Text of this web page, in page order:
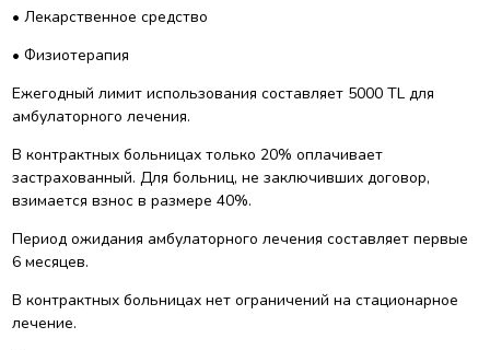
• Лекарственное средство
• Физиотерапия
Ежегодный лимит использования составляет 5000 TL для
амбулаторного лечения.
В контрактных больницах только 20% оплачивает
застрахованный. Для больниц, не заключивших договор,
взимается взнос в размере 40%.
Период ожидания амбулаторного лечения составляет первые
6 месяцев.
В контрактных больницах нет ограничений на стационарное
лечение.